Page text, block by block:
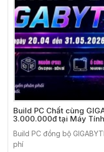
Build PC Chất cùng
3.000.000đ tại Máy
Build PC đồng bộ
phí